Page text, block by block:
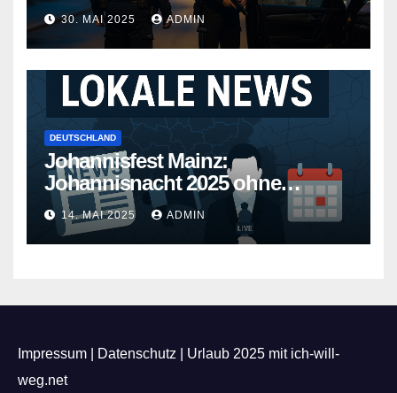
30. MAI 2025 ADMIN
DEUTSCHLAND
Johannisfest Mainz:
Johannisnacht 2025 ohne
Feuerwerk
14. MAI 2025 ADMIN
Impressum Datenschutz
Urlaub 2025 mit ich-will-
weg.net